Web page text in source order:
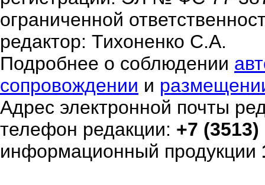
ограниченной
редактор: Тихоненко С.А.
Подробнее о соблюдении
сопровождении и
Адрес электронной почты
телефон редакции: +7
информационный продукции